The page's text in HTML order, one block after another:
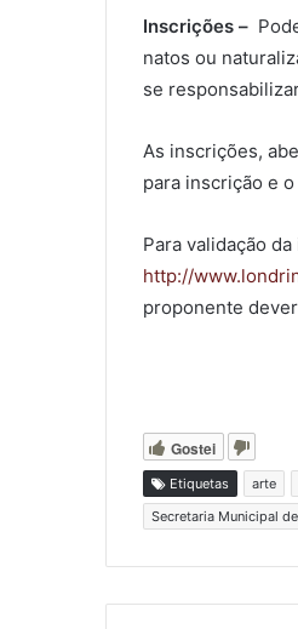
Inscrições –
natos ou
se
As inscrições,
para inscrição e
Para validação
http://
proponente
Gostei
Etiquetas arte
Secretaria Municipal